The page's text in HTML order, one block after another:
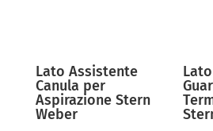
Lato Assistente
Canula per
Aspirazione Stern
Weber